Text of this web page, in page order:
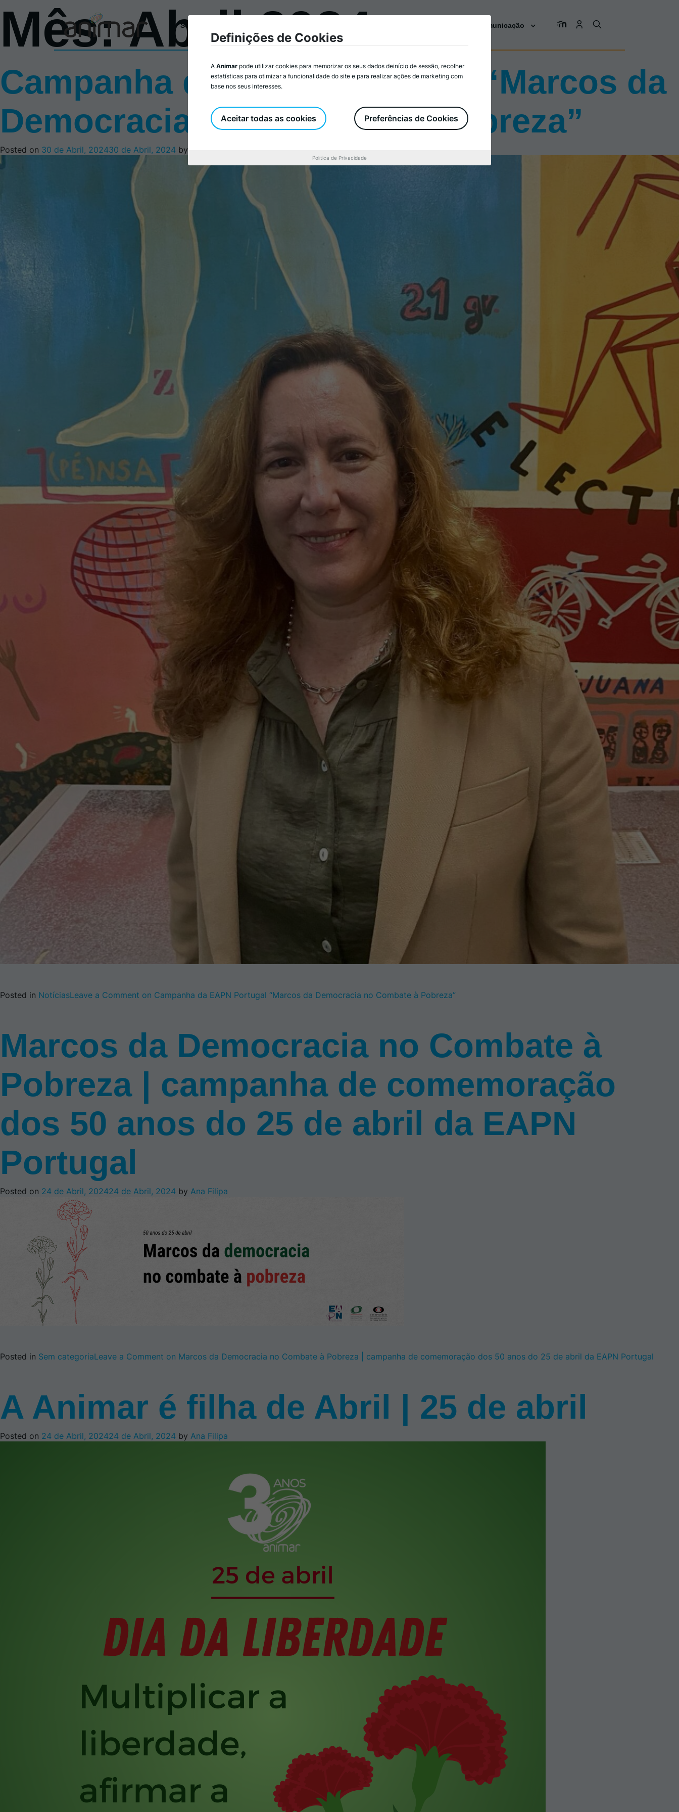
Sobre a Animar Comunicação
Mês:Abril 2024
Campanha da EAPN Portugal “Marcos da
Democracia no Combate à Pobreza”
Posted on 30 de Abril, 202430 de Abril, 2024 by
Posted in NotíciasLeave a Comment on Campanha da EAPN Portugal “Marcos da Democracia no Combate à Pobreza”
Marcos da Democracia no Combate à
Pobreza | campanha de comemoração
dos 50 anos do 25 de abril da EAPN
Portugal
Posted on 24 de Abril, 202424 de Abril, 2024 by Ana Filipa
Posted in Sem categoriaLeave a Comment on Marcos da Democracia no Combate à Pobreza | campanha de comemoração dos 50 anos do 25 de abril da EAPN Portugal
A Animar é filha de Abril | 25 de abril
Posted on 24 de Abril, 202424 de Abril, 2024 by Ana Filipa
Definições de Cookies
A Animar pode utilizar cookies para memorizar os seus dados deinício de sessão, recolher
estatísticas para otimizar a funcionalidade do site e para realizar ações de marketing com
base nos seus interesses.
Preferências de Cookies
Aceitar todas as cookies
Política de Privacidade